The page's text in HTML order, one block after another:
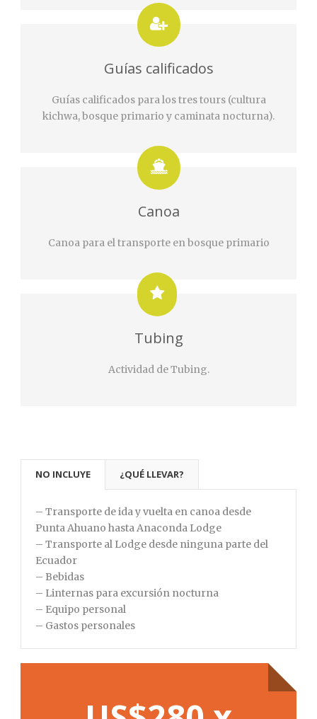
Guías calificados
Guías calificados para los tres tours (cultura
kichwa, bosque primario y caminata nocturna).
Canoa
Canoa para el transporte en bosque primario
Tubing
Actividad de Tubing.
NO INCLUYE ¿QUÉ LLEVAR?
– Transporte de ida y vuelta en canoa desde
Punta Ahuano hasta Anaconda Lodge
– Transporte al Lodge desde ninguna parte del
Ecuador
– Bebidas
– Linternas para excursión nocturna
– Equipo personal
– Gastos personales